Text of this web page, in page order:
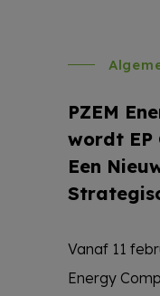
PZEM
wordt EP
Een
Vanaf 11
Energy